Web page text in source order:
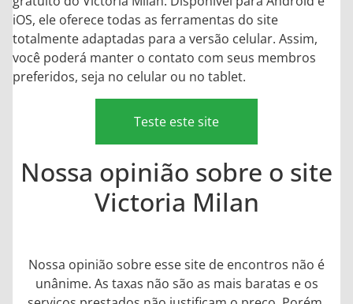
iOS, ele oferece todas as ferramentas do site
totalmente adaptadas para a versão celular. Assim,
você poderá manter o contato com seus membros
preferidos, seja no celular ou no tablet.
Teste este site
Nossa opinião sobre o site
Victoria Milan
Nossa opinião sobre esse site de encontros não é
unânime. As taxas não são as mais baratas e os